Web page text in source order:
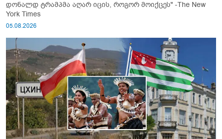
დონალდ ტრამპმა აღარ იცის, როგორ მოიქცეს" -The New
York Times
05.08.2026